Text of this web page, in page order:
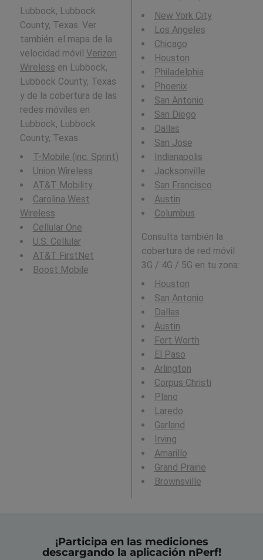
Lubbock, Lubbock
County, Texas. Ver
también: el mapa de la
velocidad móvil Verizon
Wireless en Lubbock,
Lubbock County, Texas
y de la cobertura de las
redes móviles en
Lubbock, Lubbock
County, Texas.
T-Mobile (inc. Sprint)
Union Wireless
AT&T Mobility
Carolina West
Wireless
Cellular One
U.S. Cellular
AT&T FirstNet
Boost Mobile
New York City
Los Angeles
Chicago
Houston
Philadelphia
Phoenix
San Antonio
San Diego
Dallas
San Jose
Indianapolis
Jacksonville
San Francisco
Austin
Columbus
Consulta también la
cobertura de red móvil
3G / 4G / 5G en tu zona:
Houston
San Antonio
Dallas
Austin
Fort Worth
El Paso
Arlington
Corpus Christi
Plano
Laredo
Garland
Irving
Amarillo
Grand Prairie
Brownsville
¡Participa en las mediciones
descargando la aplicación nPerf!